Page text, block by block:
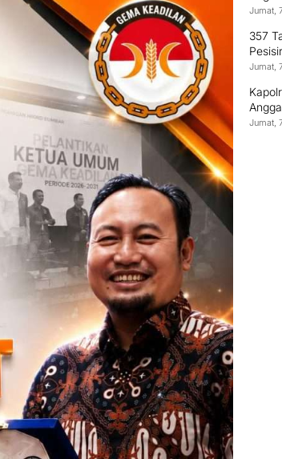
Jumat,
357
Jumat,
Jumat,